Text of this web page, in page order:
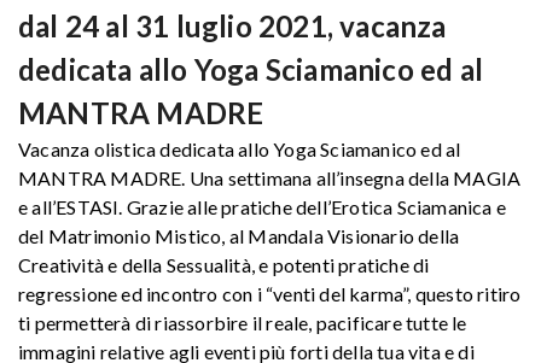
dal 24 al 31 luglio 2021, vacanza
dedicata allo Yoga Sciamanico ed al
MANTRA MADRE
Vacanza olistica dedicata allo Yoga Sciamanico ed al
MANTRA MADRE. Una settimana all’insegna della MAGIA
e all’ESTASI. Grazie alle pratiche dell’Erotica Sciamanica e
del Matrimonio Mistico, al Mandala Visionario della
Creatività e della Sessualità, e potenti pratiche di
regressione ed incontro con i “venti del karma”, questo ritiro
ti permetterà di riassorbire il reale, pacificare tutte le
immagini relative agli eventi più forti della tua vita e di